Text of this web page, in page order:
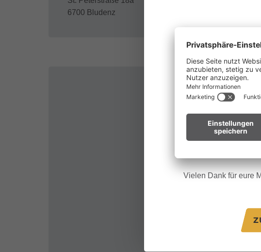
6700 Bludenz
aufgrund der
Wir bitten euch um
Hinweis für
Gras.
Vielen Dank für eure